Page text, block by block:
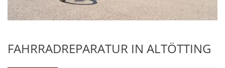
FAHRRADREPARATUR IN ALTÖTTING